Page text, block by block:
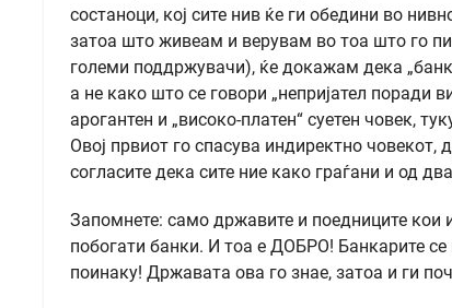
состаноци, кој сите нив ќе ги обедини во
затоа што живеам и верувам во тоа што го
големи поддржувачи), ќе докажам дека
а не како што се говори „непријател поради
арогантен и „високо-платен“ суетен човек,
Овој првиот го спасува индиректно
согласите дека сите ние како граѓани и од
Запомнете: само државите и поедниците кои
побогати банки. И тоа е ДОБРО! Банкарите
поинаку! Државата ова го знае, затоа и ги